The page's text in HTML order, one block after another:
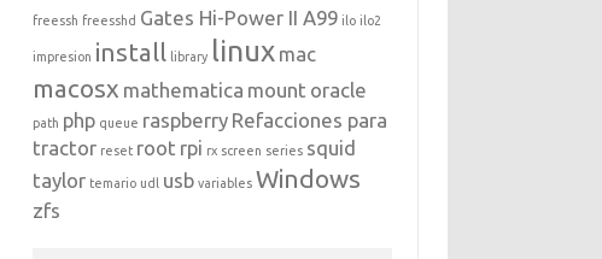
freessh freesshd Gates Hi-Power II A99 ilo ilo2
impresion install library linux mac
macosx mathematica mount oracle
path php queue raspberry Refacciones para
tractor reset root rpi rx screen series squid
taylor temario udl usb variables Windows
zfs